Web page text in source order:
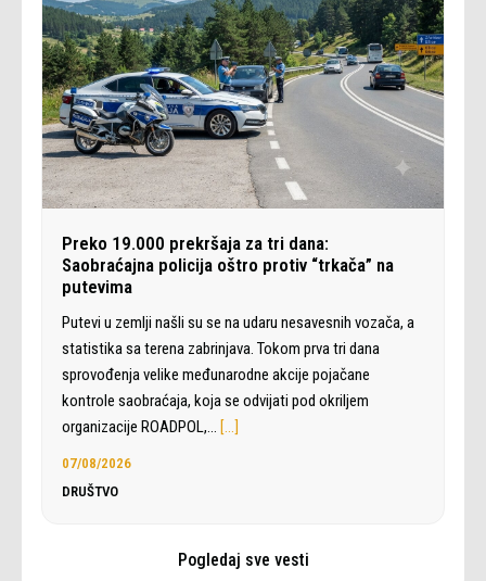
Preko 19.000 prekršaja za tri dana:
Saobraćajna policija oštro protiv “trkača” na
putevima
Putevi u zemlji našli su se na udaru nesavesnih vozača, a
statistika sa terena zabrinjava. Tokom prva tri dana
sprovođenja velike međunarodne akcije pojačane
kontrole saobraćaja, koja se odvijati pod okriljem
organizacije ROADPOL,… […]
07/08/2026
DRUŠTVO
Pogledaj sve vesti